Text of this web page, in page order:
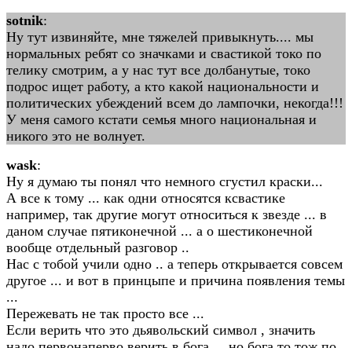
sotnik:
Ну тут извиняйте, мне тяжелей привыкнуть.... мы
нормальных ребят со значками и свастикой токо по
телику смотрим, а у нас тут все долбанутые, токо
подрос ищет работу, а кто какой национальности и
политических убеждений всем до лампочки, некогда!!!
У меня самого кстати семья много национальная и
никого это не волнует.
wask:
Ну я думаю ты понял что немного сгустил краски...
А все к тому ... как одни относятся ксвастике
например, так другие могут относиться к звезде ... в
даном случае пятиконечной ... а о шестиконечной
вообще отдельный разговор ..
Нас с тобой учили одно .. а теперь открывается совсем
другое ... и вот в принцыпе и причина появления темы
...
Пережевать не так просто все ...
Если верить что это дьявольский символ , значить